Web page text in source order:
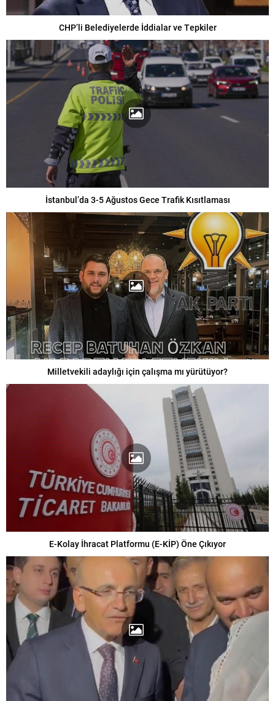
CHP’li Belediyelerde İddialar ve Tepkiler
İstanbul’da 3-5 Ağustos Gece Trafik Kısıtlaması
Milletvekili adaylığı için çalışma mı yürütüyor?
E-Kolay İhracat Platformu (E-KİP) Öne Çıkıyor